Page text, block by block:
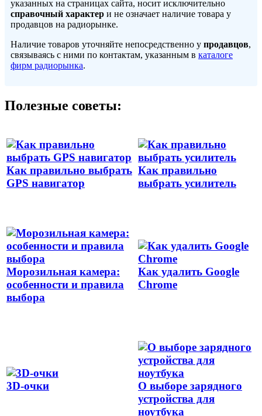
указанных на страницах сайта, носит исключительно
справочный характер и не означает наличие товара у
продавцов на радиорынке.
Наличие товаров уточняйте непосредственно у продавцов,
связываясь с ними по контактам, указанным в каталоге
фирм радиорынка.
Полезные советы:
Как правильно выбрать
GPS навигатор
Как правильно
выбрать усилитель
Морозильная камера:
особенности и правила
выбора
Как удалить Google
Chrome
3D-очки
О выборе зарядного
устройства для
ноутбука